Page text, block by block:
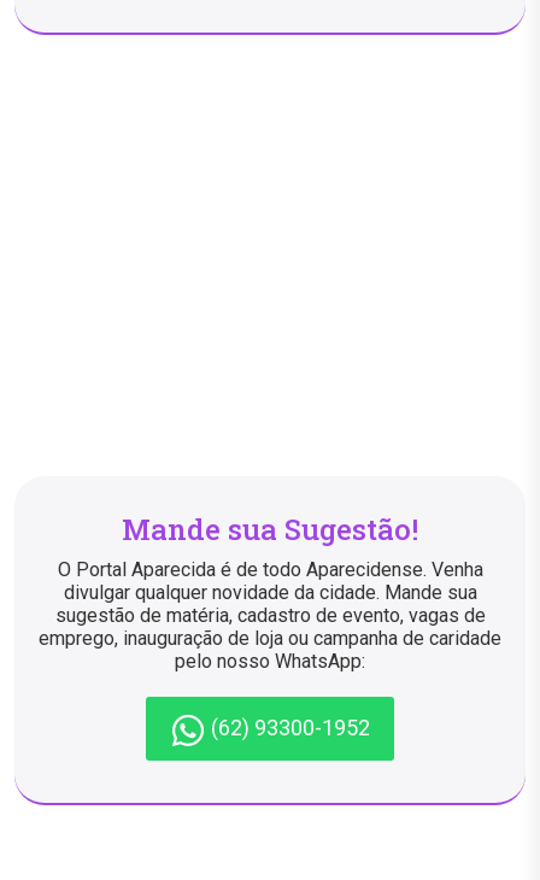
Mande sua Sugestão!
O Portal Aparecida é de todo Aparecidense. Venha
divulgar qualquer novidade da cidade. Mande sua
sugestão de matéria, cadastro de evento, vagas de
emprego, inauguração de loja ou campanha de caridade
pelo nosso WhatsApp:
(62) 93300-1952